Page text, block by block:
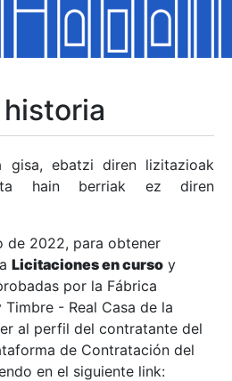
gisa, ebatzi diren lizitazioak
hain berriak ez diren
de 2022, para obtener
Licitaciones en curso y
por la Fábrica
- Real Casa de la
al perfil del contratante del
de Contratación del
en el siguiente link: